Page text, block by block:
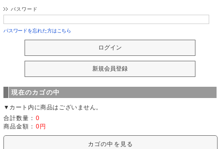
パスワード
パスワードを忘れた方はこちら
現在のカゴの中
▼カート内に商品はございません。
合計数量： 0
商品金額： 0円
カゴの中を見る